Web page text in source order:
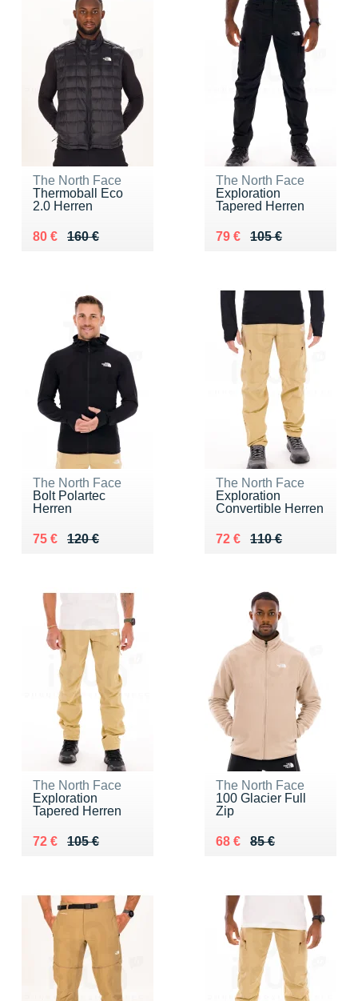
The North Face
Thermoball Eco
2.0 Herren
160 €
Au lieu de 160 €
80 €
Vendu 80 €
The North Face
Exploration
Tapered Herren
105 €
Au lieu de 105 €
79 €
Vendu 79 €
The North Face
Bolt Polartec
Herren
120 €
Au lieu de 120 €
75 €
Vendu 75 €
The North Face
Exploration
Convertible Herren
110 €
Au lieu de 110 €
72 €
Vendu 72 €
The North Face
Exploration
Tapered Herren
105 €
Au lieu de 105 €
72 €
Vendu 72 €
The North Face
100 Glacier Full
Zip
85 €
Au lieu de 85 €
68 €
Vendu 68 €